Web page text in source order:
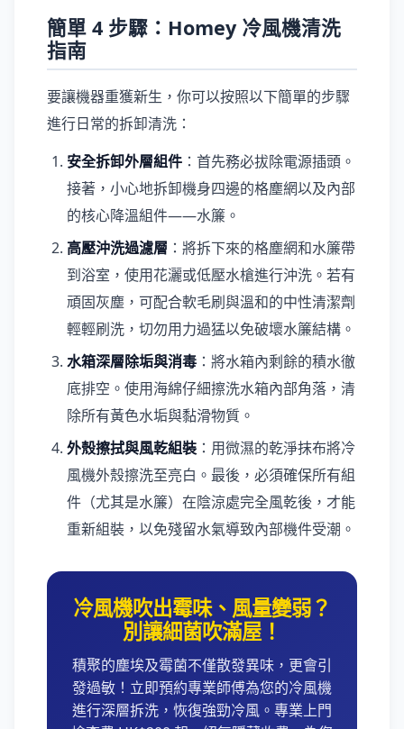
簡單 4 步驟：Homey 冷風機清洗
指南
要讓機器重獲新生，你可以按照以下簡單的步驟
進行日常的拆卸清洗：
安全拆卸外層組件 ：首先務必拔除電源插頭。
接著，小心地拆卸機身四邊的格塵網以及內部
的核心降溫組件——水簾。
高壓沖洗過濾層 ：將拆下來的格塵網和水簾帶
到浴室，使用花灑或低壓水槍進行沖洗。若有
頑固灰塵，可配合軟毛刷與溫和的中性清潔劑
輕輕刷洗，切勿用力過猛以免破壞水簾結構。
水箱深層除垢與消毒 ：將水箱內剩餘的積水徹
底排空。使用海綿仔細擦洗水箱內部角落，清
除所有黃色水垢與黏滑物質。
外殼擦拭與風乾組裝 ：用微濕的乾淨抹布將冷
風機外殼擦洗至亮白。最後，必須確保所有組
件（尤其是水簾）在陰涼處完全風乾後，才能
重新組裝，以免殘留水氣導致內部機件受潮。
冷風機吹出霉味、風量變弱？
別讓細菌吹滿屋！
積聚的塵埃及霉菌不僅散發異味，更會引
發過敏！立即預約專業師傅為您的冷風機
進行深層拆洗，恢復強勁冷風。專業上門